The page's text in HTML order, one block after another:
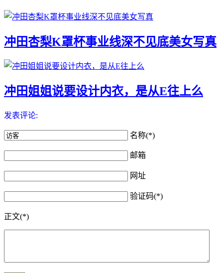
冲田杏梨K罩杯事业线深不见底美女写真
冲田姐姐说要设计内衣，是从E往上么
发表评论:
名称(*)
邮箱
网址
验证码(*)
正文(*)